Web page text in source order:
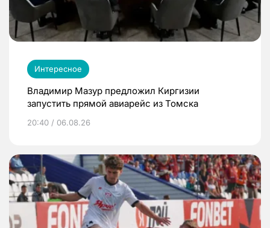
Интересное
Владимир Мазур предложил Киргизии
запустить прямой авиарейс из Томска
20:40 / 06.08.26